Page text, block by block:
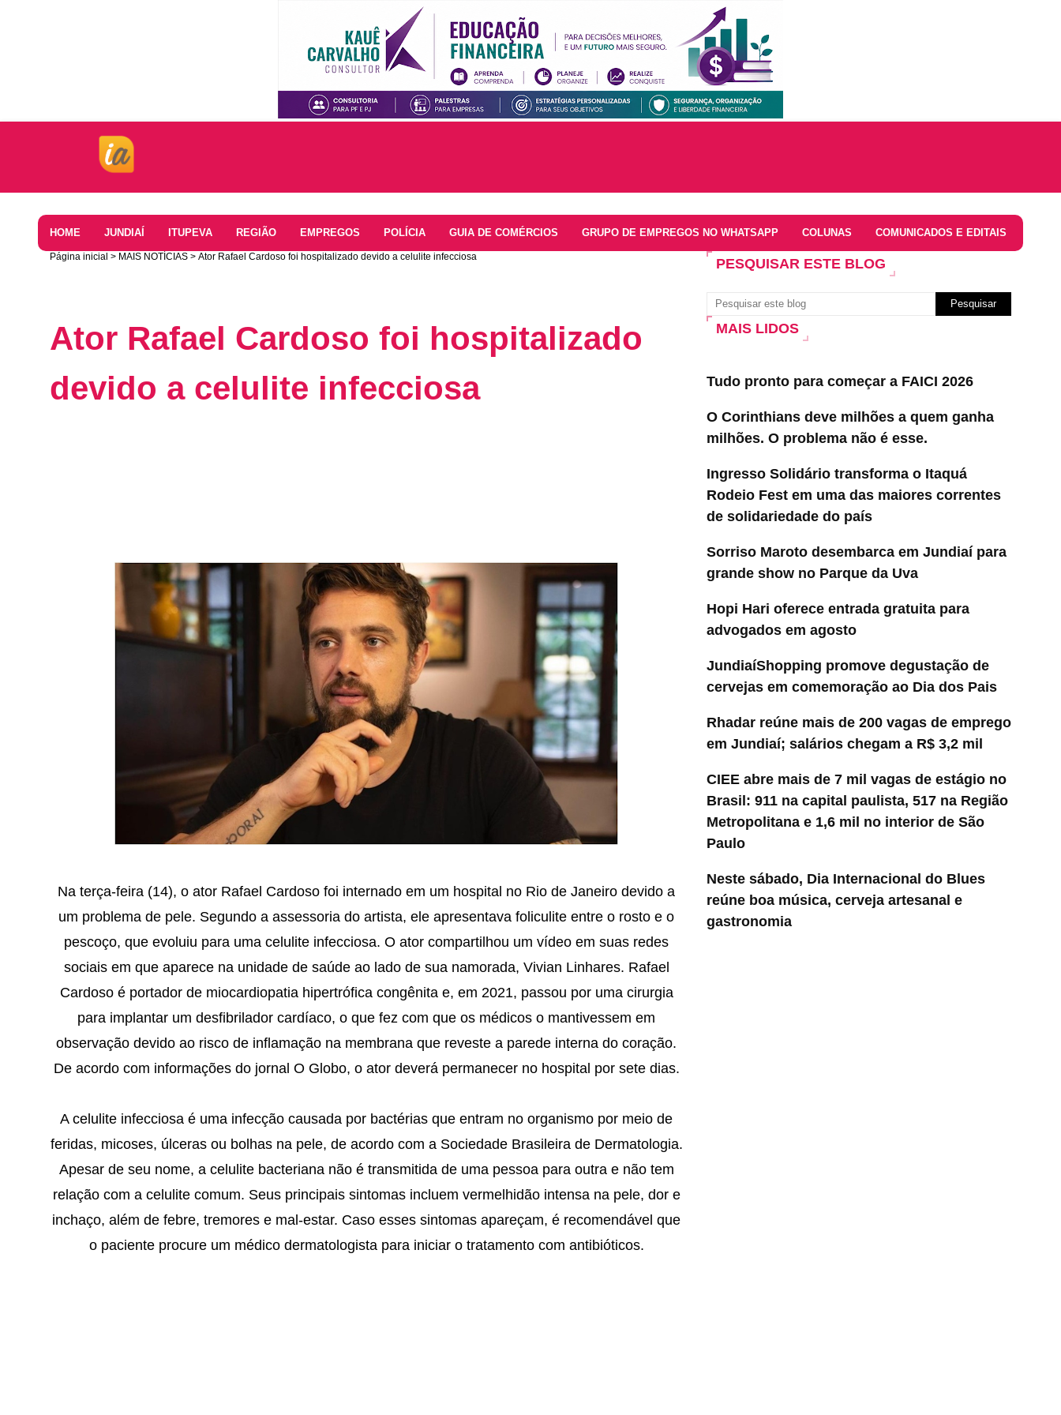
HOME JUNDIAÍ ITUPEVA REGIÃO EMPREGOS POLÍCIA GUIA DE COMÉRCIOS GRUPO DE EMPREGOS NO WHATSAPP COLUNAS COMUNICADOS E EDITAIS
Página inicial MAIS NOTÍCIAS Ator Rafael Cardoso foi hospitalizado devido a celulite infecciosa
Ator Rafael Cardoso foi hospitalizado
devido a celulite infecciosa
Na terça-feira (14), o ator Rafael Cardoso foi internado em um hospital no Rio de Janeiro devido a
um problema de pele. Segundo a assessoria do artista, ele apresentava foliculite entre o rosto e o
pescoço, que evoluiu para uma celulite infecciosa. O ator compartilhou um vídeo em suas redes
sociais em que aparece na unidade de saúde ao lado de sua namorada, Vivian Linhares. Rafael
Cardoso é portador de miocardiopatia hipertrófica congênita e, em 2021, passou por uma cirurgia
para implantar um desfibrilador cardíaco, o que fez com que os médicos o mantivessem em
observação devido ao risco de inflamação na membrana que reveste a parede interna do coração.
De acordo com informações do jornal O Globo, o ator deverá permanecer no hospital por sete dias.
A celulite infecciosa é uma infecção causada por bactérias que entram no organismo por meio de
feridas, micoses, úlceras ou bolhas na pele, de acordo com a Sociedade Brasileira de Dermatologia.
Apesar de seu nome, a celulite bacteriana não é transmitida de uma pessoa para outra e não tem
relação com a celulite comum. Seus principais sintomas incluem vermelhidão intensa na pele, dor e
inchaço, além de febre, tremores e mal-estar. Caso esses sintomas apareçam, é recomendável que
o paciente procure um médico dermatologista para iniciar o tratamento com antibióticos.
PESQUISAR ESTE BLOG
MAIS LIDOS
Tudo pronto para começar a FAICI 2026
O Corinthians deve milhões a quem ganha
milhões. O problema não é esse.
Ingresso Solidário transforma o Itaquá
Rodeio Fest em uma das maiores correntes
de solidariedade do país
Sorriso Maroto desembarca em Jundiaí para
grande show no Parque da Uva
Hopi Hari oferece entrada gratuita para
advogados em agosto
JundiaíShopping promove degustação de
cervejas em comemoração ao Dia dos Pais
Rhadar reúne mais de 200 vagas de emprego
em Jundiaí; salários chegam a R$ 3,2 mil
CIEE abre mais de 7 mil vagas de estágio no
Brasil: 911 na capital paulista, 517 na Região
Metropolitana e 1,6 mil no interior de São
Paulo
Neste sábado, Dia Internacional do Blues
reúne boa música, cerveja artesanal e
gastronomia